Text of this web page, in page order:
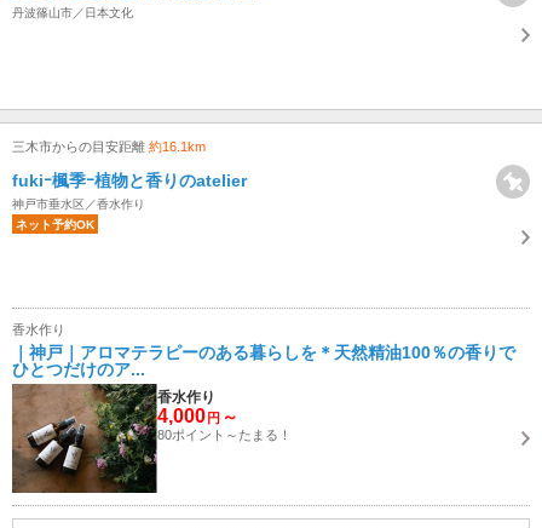
丹波篠山市／日本文化
三木市からの目安距離 約16.1km
fukiｰ楓季ｰ植物と香りのatelier
神戸市垂水区／香水作り
ネット予約OK
香水作り
｜神戸｜アロマテラピーのある暮らしを＊天然精油100％の香りで
ひとつだけのア...
香水作り
4,000 円 ～
80ポイント～たまる！